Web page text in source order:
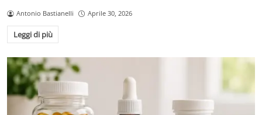
Antonio Bastianelli Aprile 30, 2026
Leggi di più